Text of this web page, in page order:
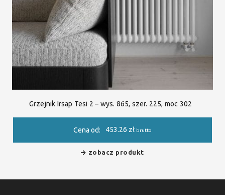
Grzejnik Irsap Tesi 2 – wys. 865, szer. 225, moc 302
Cena od: 453.26 zł brutto
zobacz produkt